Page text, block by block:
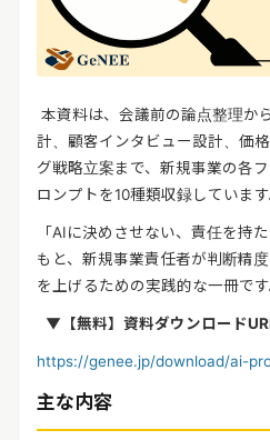
本資料は、会議前の論点整理か
計、顧客インタビュー設計、価
グ戦略立案まで、新規事業の各
ロンプトを10種類収録しています
「AIに決めさせない、責任を持
もと、新規事業責任者が判断精
を上げるための実践的な一冊です
▼【無料】 資料ダウンロード
https://genee.jp/download/ai-
主な内容